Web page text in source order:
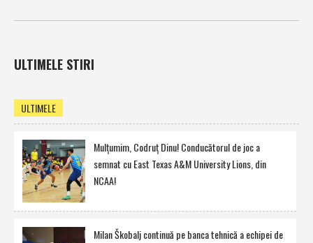
ULTIMELE STIRI
ULTIMELE
Mulţumim, Codruţ Dinu! Conducătorul de joc a
semnat cu East Texas A&M University Lions, din
NCAA!
Milan Škobalj continuă pe banca tehnică a echipei de